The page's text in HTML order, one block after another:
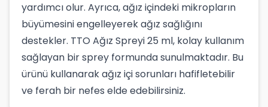
yardımcı olur. Ayrıca, ağız içindeki mikropların
büyümesini engelleyerek ağız sağlığını
destekler. TTO Ağız Spreyi 25 ml, kolay kullanım
sağlayan bir sprey formunda sunulmaktadır. Bu
ürünü kullanarak ağız içi sorunları hafifletebilir
ve ferah bir nefes elde edebilirsiniz.